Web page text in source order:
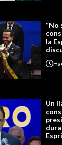
“No
la
Un